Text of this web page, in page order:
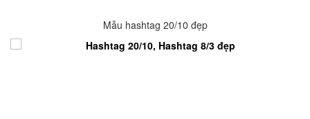
Mẫu hashtag 20/10 đẹp